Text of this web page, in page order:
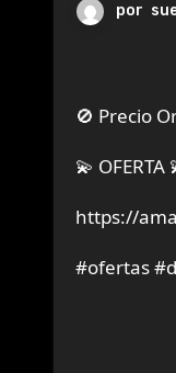
por
🚫 Precio
💫
https://
#ofertas